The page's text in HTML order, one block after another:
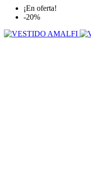
¡En oferta!
-20%